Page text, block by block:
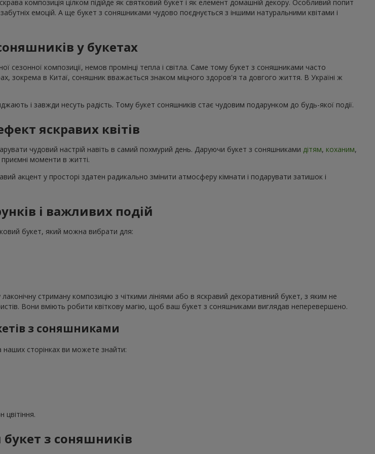
композиція цілком підійде як святковий букет і як елемент домашній декору. Особливий попит
емоцій. А ще букет з соняшниками чудово поєднується з іншими натуральними квітами і
у букетах
сезонної композиції, немов промінці тепла і світла. Саме тому букет з соняшниками часто
зокрема в Китаї, соняшник вважається знаком міцного здоров'я та довгого життя. В Україні ж
і завжди несуть радість. Тому букет соняшників стає чудовим подарунком до будь-якої події.
яскравих квітів
чудовий настрій навіть в самий похмурий день. Даруючи букет з соняшниками дітям, коханим,
моменти в житті.
акцент у просторі здатен радикально змінити атмосферу кімнати і подарувати затишок і
і важливих подій
букет, який можна вибрати для:
стриману композицію з чіткими лініями або в яскравий декоративний букет, з яким не
Вони вміють робити квіткову магію, щоб ваш букет з соняшниками виглядав неперевершено.
з соняшниками
сторінках ви можете знайти:
з соняшників